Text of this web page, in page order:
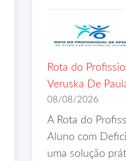
Rota do
Veruska De
08/08/2026
A Rota do
Aluno com
uma solução